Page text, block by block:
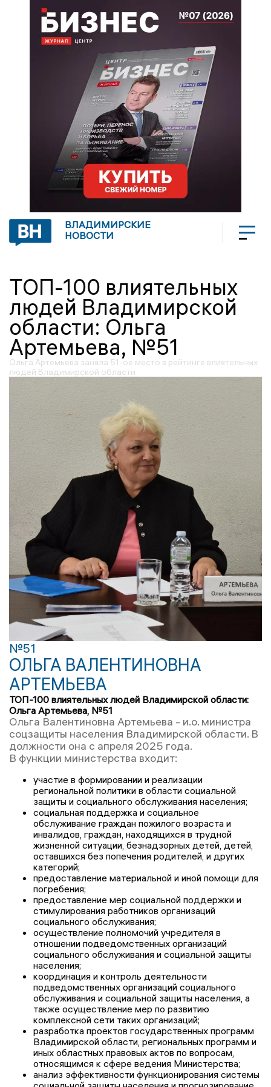
ВЛАДИМИРСКИЕ
НОВОСТИ
ТОП-100 влиятельных
людей Владимирской
области: Ольга
Артемьева, №51
Ольга Артемьева заняла 51-ое место в рейтинге влиятельных
людей Владимирской области
№51
ОЛЬГА ВАЛЕНТИНОВНА
АРТЕМЬЕВА
ТОП-100 влиятельных людей Владимирской области:
Ольга Артемьева, №51
Ольга Валентиновна Артемьева - и.о. министра
соцзащиты населения Владимирской области. В
должности она с апреля 2025 года.
В функции министерства входит:
участие в формировании и реализации
региональной политики в области социальной
защиты и социального обслуживания населения;
социальная поддержка и социальное
обслуживание граждан пожилого возраста и
инвалидов, граждан, находящихся в трудной
жизненной ситуации, безнадзорных детей, детей,
оставшихся без попечения родителей, и других
категорий;
предоставление материальной и иной помощи для
погребения;
предоставление мер социальной поддержки и
стимулирования работников организаций
социального обслуживания;
осуществление полномочий учредителя в
отношении подведомственных организаций
социального обслуживания и социальной защиты
населения;
координация и контроль деятельности
подведомственных организаций социального
обслуживания и социальной защиты населения, а
также осуществление мер по развитию
комплексной сети таких организаций;
разработка проектов государственных программ
Владимирской области, региональных программ и
иных областных правовых актов по вопросам,
относящимся к сфере ведения Министерства;
анализ эффективности функционирования системы